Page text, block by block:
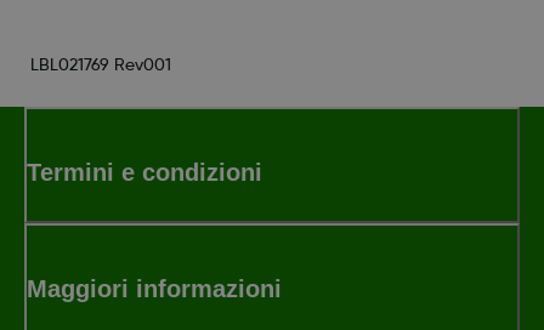
LBL021769 Rev001
Termini e condizioni
Maggiori informazioni